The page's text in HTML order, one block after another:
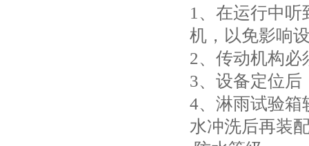
1、在运行中
机，以免影响
2、传动机构必
3、设备定位
4、淋雨试验箱
水冲洗后再装